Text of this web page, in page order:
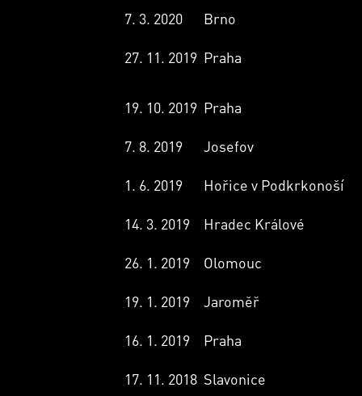
7. 3. 2020 Brno
27. 11. 2019 Praha
19. 10. 2019 Praha
7. 8. 2019 Josefov
1. 6. 2019 Hořice v Podkrkonoší
14. 3. 2019 Hradec Králové
26. 1. 2019 Olomouc
19. 1. 2019 Jaroměř
16. 1. 2019 Praha
17. 11. 2018 Slavonice